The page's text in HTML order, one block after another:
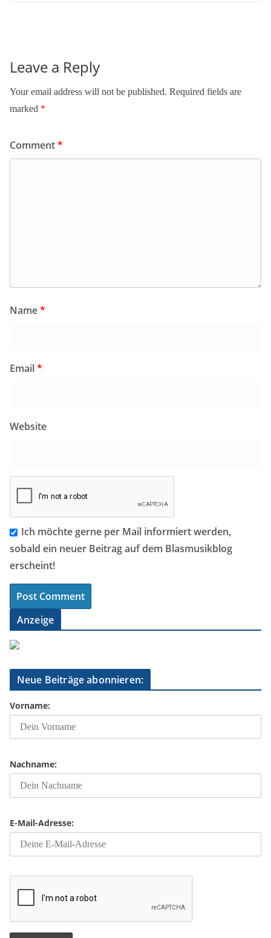
Leave a Reply
Your email address will not be published. Required fields are
marked *
Comment*
Name*
Email*
Website
Ich möchte gerne per Mail informiert werden,
sobald ein neuer Beitrag auf dem Blasmusikblog
erscheint!
Anzeige
Neue Beiträge abonnieren:
Vorname:
Nachname:
E-Mail-Adresse: